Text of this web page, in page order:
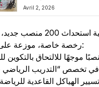
Avril 2, 2026
وتشمل العملية استحداث
رخصة خاصة، موزعة على النحو التالي:
في تخصص “التدريب
الهياكل القاعدية